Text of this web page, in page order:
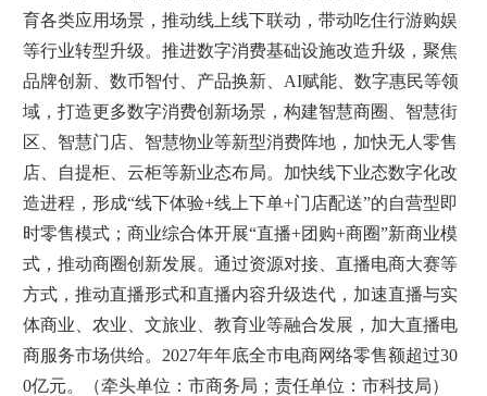
育各类应用场景，推动线上线下联动，带动吃住行游购娱
等行业转型升级。推进数字消费基础设施改造升级，聚焦
品牌创新、数币智付、产品换新、AI赋能、数字惠民等领
域，打造更多数字消费创新场景，构建智慧商圈、智慧街
区、智慧门店、智慧物业等新型消费阵地，加快无人零售
店、自提柜、云柜等新业态布局。加快线下业态数字化改
造进程，形成“线下体验+线上下单+门店配送”的自营型即
时零售模式；商业综合体开展“直播+团购+商圈”新商业模
式，推动商圈创新发展。通过资源对接、直播电商大赛等
方式，推动直播形式和直播内容升级迭代，加速直播与实
体商业、农业、文旅业、教育业等融合发展，加大直播电
商服务市场供给。2027年年底全市电商网络零售额超过30
0亿元。（牵头单位：市商务局；责任单位：市科技局）